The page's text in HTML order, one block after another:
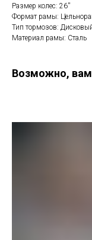
Размер колес: 26''
Формат рамы:
Тип тормозов:
Материал рамы: Сталь
Возможно, вам